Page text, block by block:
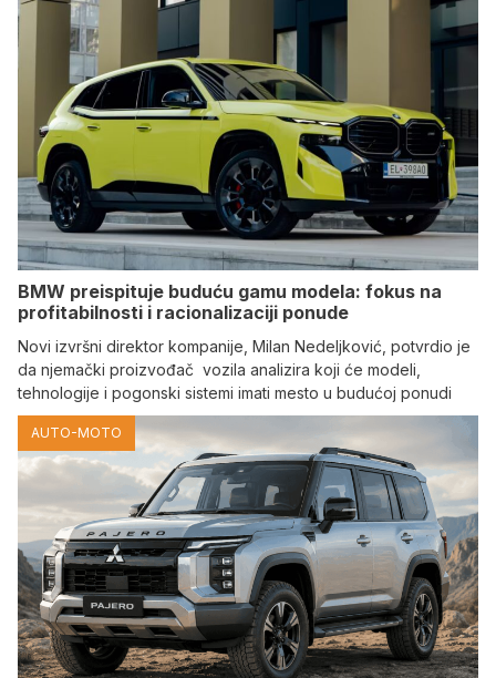
BMW preispituje buduću gamu modela: fokus na
profitabilnosti i racionalizaciji ponude
Novi izvršni direktor kompanije, Milan Nedeljković, potvrdio je
da njemački proizvođač vozila analizira koji će modeli,
tehnologije i pogonski sistemi imati mesto u budućoj ponudi
AUTO-MOTO